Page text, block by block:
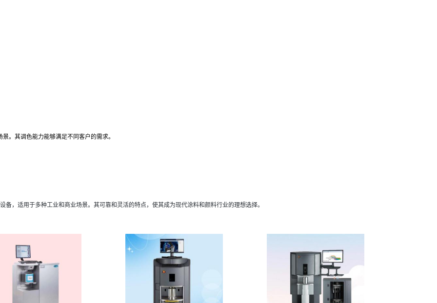
。其调色能力能够满足不同客户的需求。
备，适用于多种工业和商业场景。其可靠和灵活的特点，使其成为现代涂料和颜料行业的理想选择。